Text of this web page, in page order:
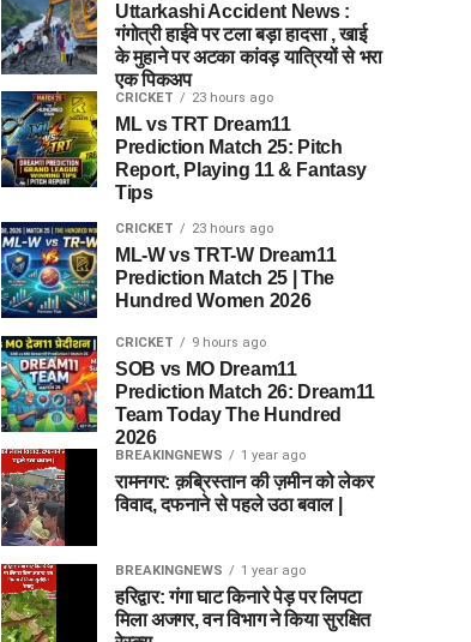
Uttarkashi Accident News :
गंगोत्री हाईवे पर टला बड़ा हादसा , खाई
के मुहाने पर अटका कांवड़ यात्रियों से भरा
एक पिकअप
CRICKET 23 hours ago
ML vs TRT Dream11
Prediction Match 25: Pitch
Report, Playing 11 & Fantasy
Tips
CRICKET 23 hours ago
ML-W vs TRT-W Dream11
Prediction Match 25 | The
Hundred Women 2026
CRICKET 9 hours ago
SOB vs MO Dream11
Prediction Match 26: Dream11
Team Today The Hundred
2026
BREAKINGNEWS 1 year ago
रामनगर: क़ब्रिस्तान की ज़मीन को लेकर
विवाद, दफनाने से पहले उठा बवाल |
BREAKINGNEWS 1 year ago
हरिद्वार: गंगा घाट किनारे पेड़ पर लिपटा
मिला अजगर, वन विभाग ने किया सुरक्षित